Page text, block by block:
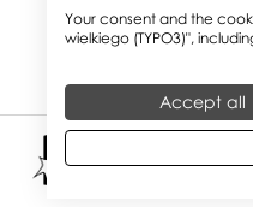
Your consent and the
wielkiego (TYPO3)",
Accept all